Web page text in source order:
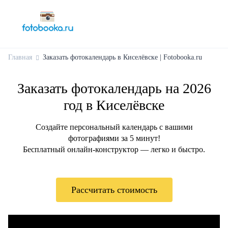
Главная Заказать фотокалендарь в Киселёвске | Fotobooka.ru
Заказать фотокалендарь на 2026
год в Киселёвске
Создайте персональный календарь с вашими
фотографиями за 5 минут!
Бесплатный онлайн-конструктор — легко и быстро.
Рассчитать стоимость